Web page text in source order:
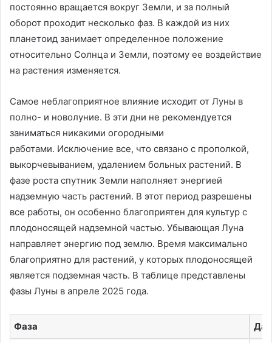
постоянно вращается вокруг Земли, и за полный
оборот проходит несколько фаз. В каждой из них
планетоид занимает определенное положение
относительно Солнца и Земли, поэтому ее воздействие
на растения изменяется.
Самое неблагоприятное влияние исходит от Луны в
полно- и новолуние. В эти дни не рекомендуется
заниматься никакими огородными
работами. Исключение все, что связано с прополкой,
выкорчевыванием, удалением больных растений. В
фазе роста спутник Земли наполняет энергией
надземную часть растений. В этот период разрешены
все работы, он особенно благоприятен для культур с
плодоносящей надземной частью. Убывающая Луна
направляет энергию под землю. Время максимально
благоприятно для растений, у которых плодоносящей
является подземная часть. В таблице представлены
фазы Луны в апреле 2025 года.
Фаза